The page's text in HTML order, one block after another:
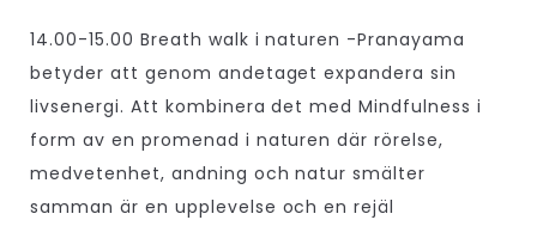
14.00-15.00 Breath walk i naturen -Pranayama
betyder att genom andetaget expandera sin
livsenergi. Att kombinera det med Mindfulness i
form av en promenad i naturen där rörelse,
medvetenhet, andning och natur smälter
samman är en upplevelse och en rejäl